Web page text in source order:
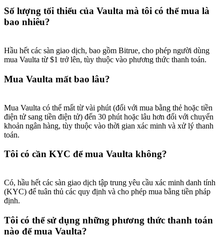
Số lượng tối thiểu của Vaulta mà tôi có thể mua là
bao nhiêu?
Hầu hết các sàn giao dịch, bao gồm Bitrue, cho phép người dùng
mua Vaulta từ $1 trở lên, tùy thuộc vào phương thức thanh toán.
Mua Vaulta mất bao lâu?
Mua Vaulta có thể mất từ vài phút (đối với mua bằng thẻ hoặc tiền
điện tử sang tiền điện tử) đến 30 phút hoặc lâu hơn đối với chuyển
khoản ngân hàng, tùy thuộc vào thời gian xác minh và xử lý thanh
toán.
Tôi có cần KYC để mua Vaulta không?
Có, hầu hết các sàn giao dịch tập trung yêu cầu xác minh danh tính
(KYC) để tuân thủ các quy định và cho phép mua bằng tiền pháp
định.
Tôi có thể sử dụng những phương thức thanh toán
nào để mua Vaulta?